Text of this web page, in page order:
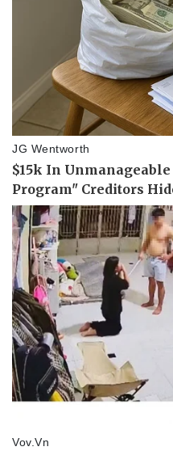
Doanh nghiệp
Thông tin doanh nghiệp
Doanh nghiệp 24h
Doanh nhân
Vì cộng đồng